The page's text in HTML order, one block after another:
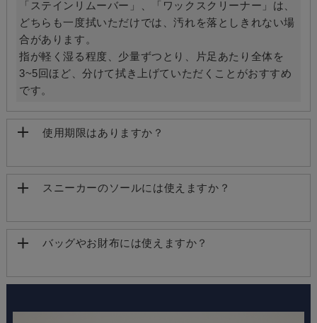
「ステインリムーバー」、「ワックスクリーナー」は、
どちらも一度拭いただけでは、汚れを落としきれない場
合があります。
指が軽く湿る程度、少量ずつとり、片足あたり全体を
3~5回ほど、分けて拭き上げていただくことがおすすめ
です。
使用期限はありますか？
スニーカーのソールには使えますか？
バッグやお財布には使えますか？